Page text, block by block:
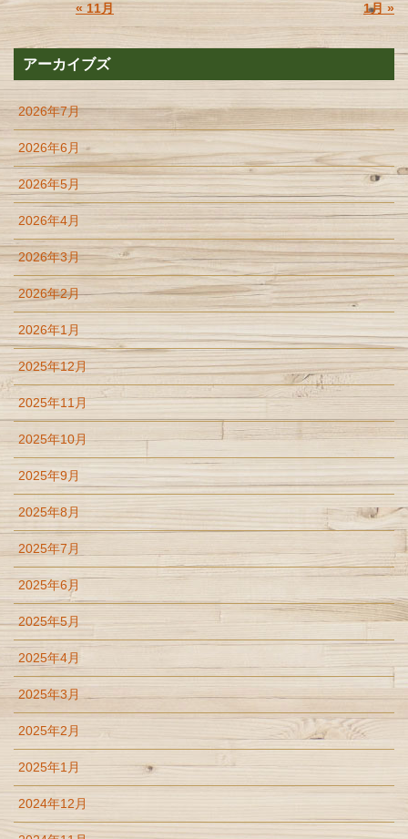
« 11月 1月 »
アーカイブズ
2026年7月
2026年6月
2026年5月
2026年4月
2026年3月
2026年2月
2026年1月
2025年12月
2025年11月
2025年10月
2025年9月
2025年8月
2025年7月
2025年6月
2025年5月
2025年4月
2025年3月
2025年2月
2025年1月
2024年12月